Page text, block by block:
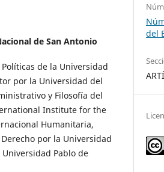
de San Antonio
de la Universidad
por la Universidad del
y Filosofía del
Institute for the
Humanitaria,
por la Universidad
Pablo de
del